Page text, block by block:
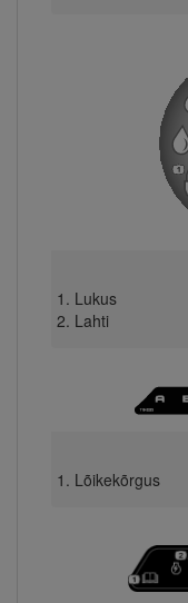
Lukus
Lahti
Lõikekõrgus